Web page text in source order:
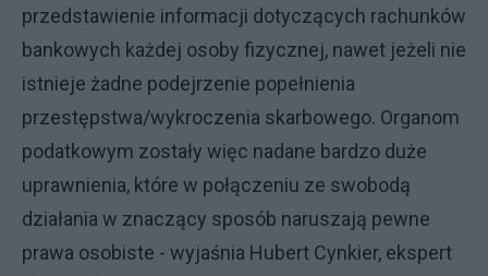
przedstawienie informacji dotyczących rachunków
bankowych każdej osoby fizycznej, nawet jeżeli nie
istnieje żadne podejrzenie popełnienia
przestępstwa/wykroczenia skarbowego. Organom
podatkowym zostały więc nadane bardzo duże
uprawnienia, które w połączeniu ze swobodą
działania w znaczący sposób naruszają pewne
prawa osobiste - wyjaśnia Hubert Cynkier, ekspert